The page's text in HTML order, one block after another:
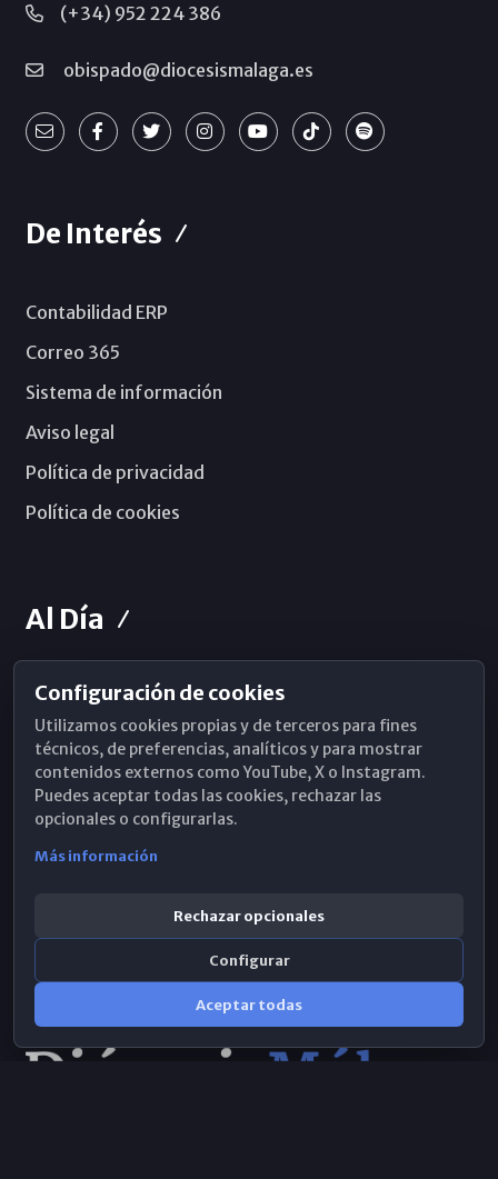
(+34) 952 224 386
obispado@diocesismalaga.es
De Interés
Contabilidad ERP
Correo 365
Sistema de información
Aviso legal
Política de privacidad
Política de cookies
Al Día
Horarios de Misa
Hemeroteca
WhatsApp
Configuración de cookies
Utilizamos cookies propias y de terceros para fines
técnicos, de preferencias, analíticos y para mostrar
contenidos externos como YouTube, X o Instagram.
Puedes aceptar todas las cookies, rechazar las
opcionales o configurarlas.
Más información
Rechazar opcionales
Configurar
Aceptar todas